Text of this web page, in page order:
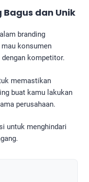
dan Unik
branding
konsumen
kompetitor.
memastikan
buat kamu lakukan
perusahaan.
untuk menghindari